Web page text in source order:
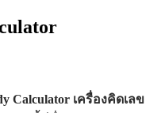
Calculator เครื่องคิดเลข